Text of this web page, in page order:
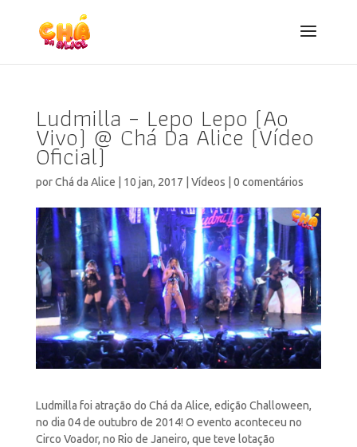
Ludmilla – Lepo Lepo (Ao
Vivo) @ Chá Da Alice (Vídeo
Oficial)
porChá da Alice 10 jan, 2017 Vídeos 0 comentários
Ludmilla foi atração do Chá da Alice, edição Challoween,
no dia 04 de outubro de 2014! O evento aconteceu no
Circo Voador, no Rio de Janeiro, que teve lotação